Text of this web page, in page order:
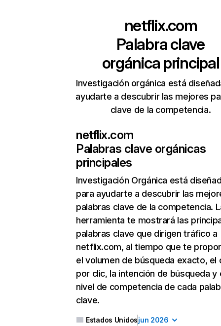
netflix.com
Palabra clave
orgánica principal
Investigación orgánica está
ayudarte a descubrir las mejores
clave de la competencia.
netflix.com
Palabras clave orgánicas
principales
Investigación Orgánica está
para ayudarte a descubrir las
palabras clave de la competencia.
herramienta te mostrará las
palabras clave que dirigen tráfico a
netflix.com, al tiempo que te
el volumen de búsqueda exacto, el
por clic, la intención de búsqueda y
nivel de competencia de cada
clave.
Estados Unidosjun 2026